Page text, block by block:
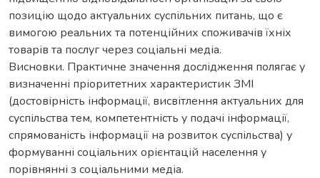
позицію щодо актуальних суспільних питань, що є
вимогою реальних та потенційних споживачів їхніх
товарів та послуг через соціальні медіа.
Висновки. Практичне значення дослідження полягає у
визначенні пріоритетних характеристик ЗМІ
(достовірність інформації, висвітлення актуальних для
суспільства тем, компетентність у подачі інформації,
спрямованість інформації на розвиток суспільства) у
формуванні соціальних орієнтацій населення у
порівнянні з соціальними медіа.